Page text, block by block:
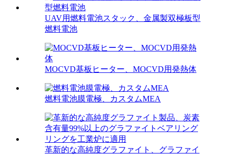
UAV用燃料電池スタック、金属製双極板型
燃料電池
MOCVD基板ヒーター、MOCVD用発熱体
燃料電池膜電極、カスタムMEA
革新的な高純度グラファイト、グラファイ